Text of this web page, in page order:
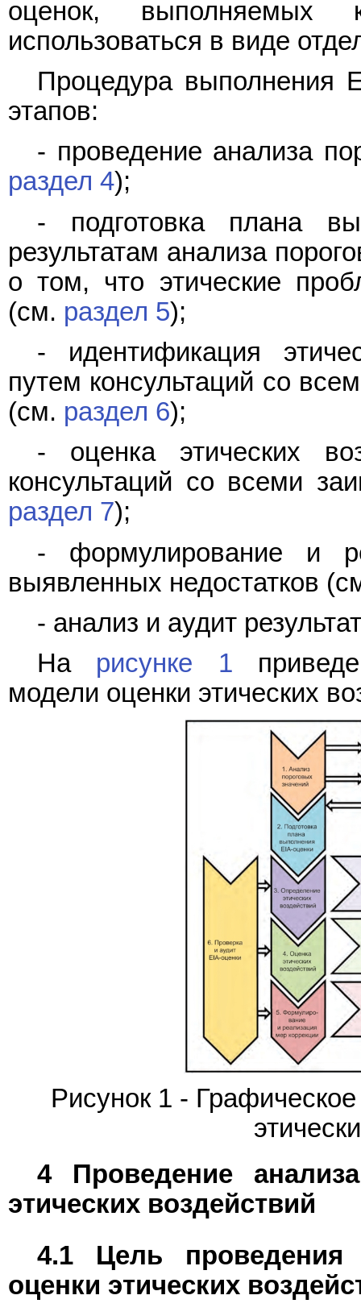
оценок, выполняемых
использоваться в виде
Процедура выполнения
этапов:
- проведение анализа
раздел 4);
- подготовка плана
результатам анализа
о том, что этические
(см. раздел 5);
- идентификация
путем консультаций со
(см. раздел 6);
- оценка этических
консультаций со всеми
раздел 7);
- формулирование и
выявленных недостатков
- анализ и аудит
На рисунке 1
модели оценки этических
Рисунок 1 -
4 Проведение
этических воздействий
4.1 Цель проведения
оценки этических